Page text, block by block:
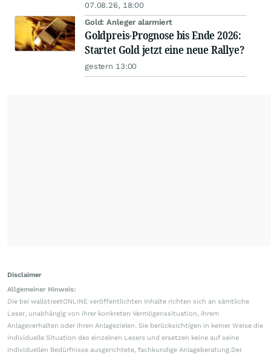
07.08.26, 18:00
Gold: Anleger alarmiert
Goldpreis-Prognose bis Ende 2026:
Startet Gold jetzt eine neue Rallye?
gestern 13:00
Disclaimer
Allgemeiner Hinweis:
Die bei wallstreetONLINE veröffentlichten Inhalte richten sich an sämtliche
Leser, unabhängig von ihrer konkreten Vermögenssituation, ihrem
Anlageverhalten oder ihren Anlagezielen. Sie berücksichtigen in keiner Weise die
individuelle Situation des einzelnen Lesers und ersetzen keine auf seine
individuellen Bedürfnisse ausgerichtete, fachkundige Anlageberatung.Der